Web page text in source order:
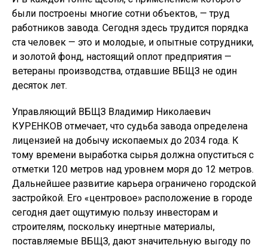
были построены многие сотни объектов, — труд
работников завода. Сегодня здесь трудится порядка
ста человек — это и молодые, и опытные сотрудники,
и золотой фонд, настоящий оплот предприятия —
ветераны производства, отдавшие ВБЩЗ не один
десяток лет.
Управляющий ВБЩЗ Владимир Николаевич
КУРЕНКОВ отмечает, что судьба завода определена
лицензией на добычу ископаемых до 2034 года. К
тому времени выработка сырья должна опуститься с
отметки 120 метров над уровнем моря до 12 метров.
Дальнейшее развитие карьера ограничено городской
застройкой. Его «центровое» расположение в городе
сегодня дает ощутимую пользу инвесторам и
строителям, поскольку инертные материалы,
поставляемые ВБЩЗ, дают значительную выгоду по